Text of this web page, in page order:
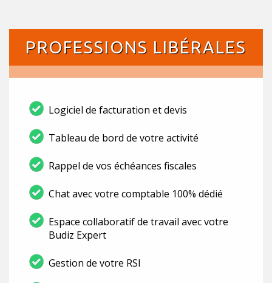
PROFESSIONS LIBÉRALES
Logiciel de facturation et devis
Tableau de bord de votre activité
Rappel de vos échéances fiscales
Chat avec votre comptable 100% dédié
Espace collaboratif de travail avec votre
Budiz Expert
Gestion de votre RSI